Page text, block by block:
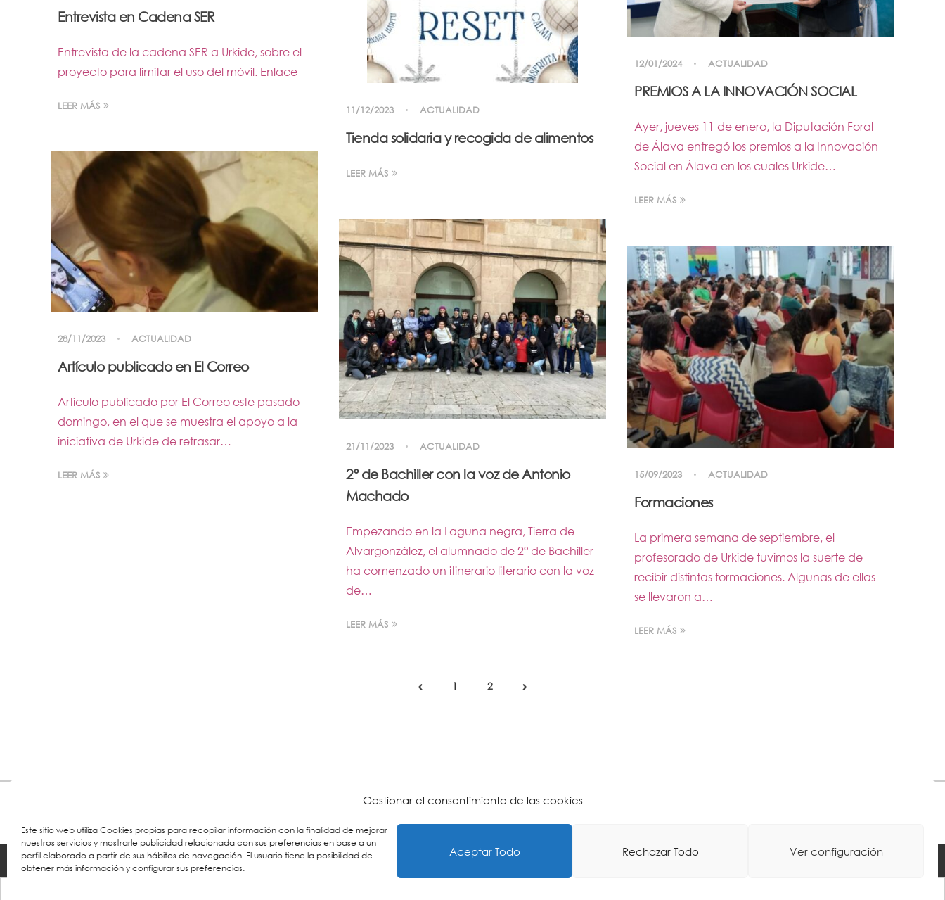
Gestionar el consentimiento de las cookies
Este sitio web utiliza Cookies propias para recopilar información con la finalidad de mejorar
nuestros servicios y mostrarle publicidad relacionada con sus preferencias en base a un
perfil elaborado a partir de sus hábitos de navegación. El usuario tiene la posibilidad de
obtener más información y configurar sus preferencias.
Aceptar Todo Rechazar Todo Ver configuración
Entrevista en Cadena SER
Entrevista de la cadena SER a Urkide, sobre el
proyecto para limitar el uso del móvil. Enlace
LEER MÁS
12/01/2024 ACTUALIDAD
PREMIOS A LA INNOVACIÓN SOCIAL
Ayer, jueves 11 de enero, la Diputación Foral
de Álava entregó los premios a la Innovación
Social en Álava en los cuales Urkide…
LEER MÁS
11/12/2023 ACTUALIDAD
Tienda solidaria y recogida de alimentos
LEER MÁS
28/11/2023 ACTUALIDAD
Artículo publicado en El Correo
Artículo publicado por El Correo este pasado
domingo, en el que se muestra el apoyo a la
iniciativa de Urkide de retrasar…
LEER MÁS
21/11/2023 ACTUALIDAD
2º de Bachiller con la voz de Antonio
Machado
Empezando en la Laguna negra, Tierra de
Alvargonzález, el alumnado de 2° de Bachiller
ha comenzado un itinerario literario con la voz
de…
LEER MÁS
15/09/2023 ACTUALIDAD
Formaciones
La primera semana de septiembre, el
profesorado de Urkide tuvimos la suerte de
recibir distintas formaciones. Algunas de ellas
se llevaron a…
LEER MÁS
1 2
© 2026 Colegio URKIDE Ikastetxea, School.Política de Cookies Política de Privacidad-Aviso Legal Buzón Ético-Diseño Web: La Consulta Creativa